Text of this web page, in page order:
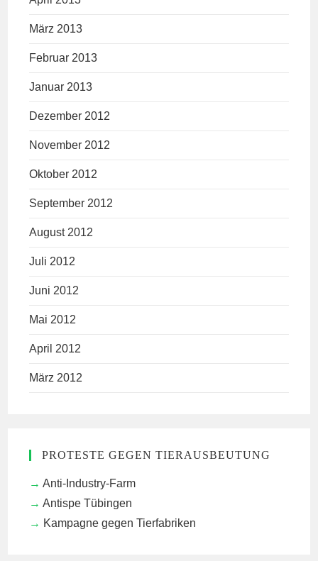
März 2013
Februar 2013
Januar 2013
Dezember 2012
November 2012
Oktober 2012
September 2012
August 2012
Juli 2012
Juni 2012
Mai 2012
April 2012
März 2012
PROTESTE GEGEN TIERAUSBEUTUNG
Anti-Industry-Farm
Antispe Tübingen
Kampagne gegen Tierfabriken